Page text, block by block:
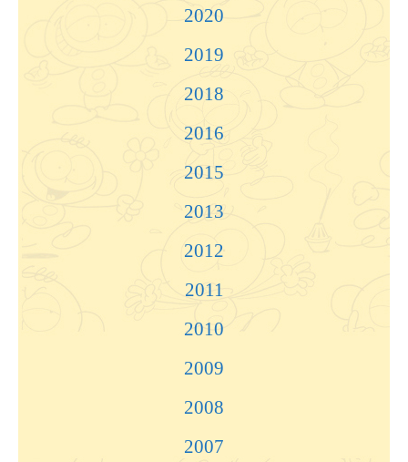
2020
2019
2018
2016
2015
2013
2012
2011
2010
2009
2008
2007